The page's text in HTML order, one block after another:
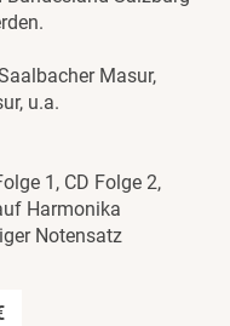
Masur,
u.a.
1, CD Folge 2,
Harmonika
Notensatz